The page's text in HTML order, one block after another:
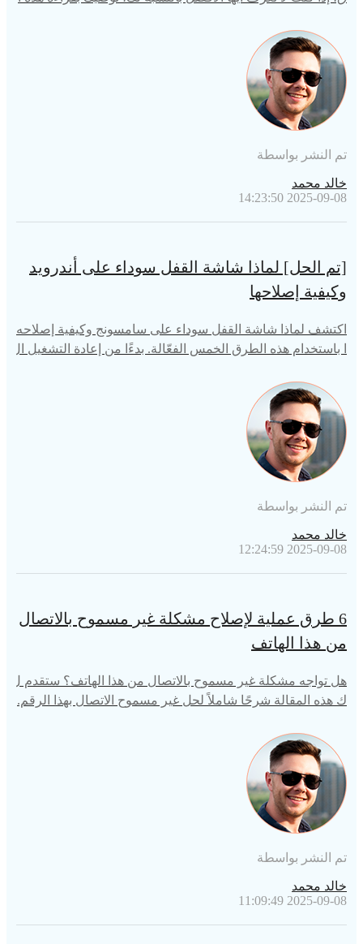
تم النشر بواسطة
خالد محمد
2025-09-08 14:23:50
[تم الحل] لماذا شاشة القفل سوداء على أندرويد
وكيفية إصلاحها
اكتشف لماذا شاشة القفل سوداء على سامسونج وكيفية إصلاحه
ا باستخدام هذه الطرق الخمس الفعّالة. بدءًا من إعادة التشغيل ال
جهازك بالكامل في وقت قصير!
تم النشر بواسطة
خالد محمد
2025-09-08 12:24:59
6 طرق عملية لإصلاح مشكلة غير مسموح بالاتصال
من هذا الهاتف
هل تواجه مشكلة غير مسموح بالاتصال من هذا الهاتف؟ ستقدم ل
ك هذه المقالة شرحًا شاملاً لحل غير مسموح الاتصال بهذا الرقم.
تم النشر بواسطة
خالد محمد
2025-09-08 11:09:49